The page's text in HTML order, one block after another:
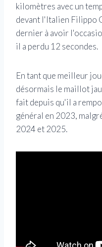
kilomètres avec un
devant l'Italien Filippo
dernier à avoir
il a perdu 12 secondes.
En tant que meilleur
désormais le maillot
fait depuis qu'il a
général en 2023,
2024 et 2025.